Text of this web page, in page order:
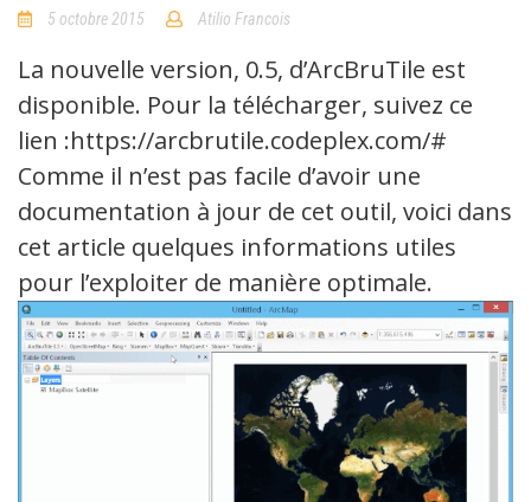
5 octobre 2015 Atilio Francois
La nouvelle version, 0.5, d’ArcBruTile est
disponible. Pour la télécharger, suivez ce
lien :https://arcbrutile.codeplex.com/#
Comme il n’est pas facile d’avoir une
documentation à jour de cet outil, voici dans
cet article quelques informations utiles
pour l’exploiter de manière optimale.